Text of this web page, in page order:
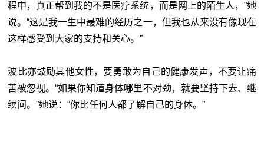
程中，真正帮到我的不是医疗系统，而是网上的陌生人，”她
说。“这是我一生中最难的经历之一，但我也从来没有像现在
这样感受到大家的支持和关心。”
波比亦鼓励其他女性，要勇敢为自己的健康发声，不要让痛
苦被忽视。“如果你知道身体哪里不对劲，就要坚持下去、继
续问。”她说：“你比任何人都了解自己的身体。”